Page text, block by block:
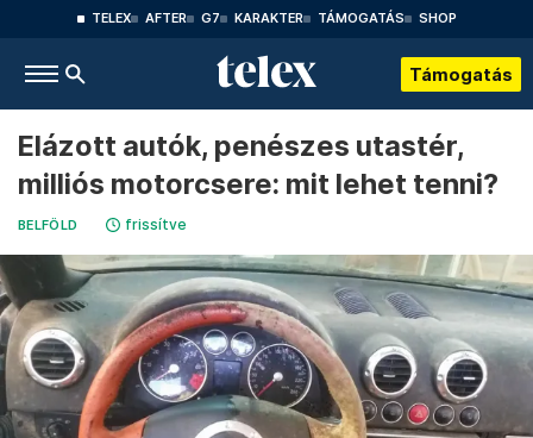
TELEX AFTER G7 KARAKTER TÁMOGATÁS SHOP
Támogatás
Elázott autók, penészes utastér,
milliós motorcsere: mit lehet tenni?
BELFÖLD frissítve